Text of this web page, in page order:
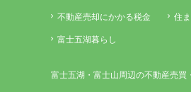
不動産売却にかかる税金
住
富士五湖暮らし
富士五湖・富士山周辺の不動産売買